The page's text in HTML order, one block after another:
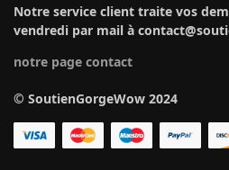
Notre service client traite vos
vendredi par mail à
notre page contact
© SoutienGorgeWow 2024